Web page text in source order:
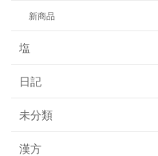
新商品
塩
日記
未分類
漢方